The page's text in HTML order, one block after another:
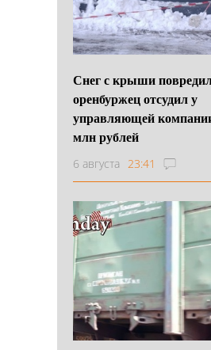
Снег с крыши
оренбуржец отсудил у
управляющей
млн рублей
6 августа 23:41